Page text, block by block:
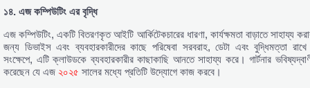
১৪. এজকম্পিউটিং এরবৃদ্ধি
এজ কম্পিউটিং, একটি বিতরণকৃত আইটি আর্কিটেকচারের ধারণা, কার্যক্ষমতা বাড়াতে সাহায্য
জন্য ডিভাইস এবং ব্যবহারকারীদের কাছে পরিষেবা সরবরাহ, ডেটা এবং বুদ্ধিমত্তা
সংক্ষেপে, এটি ক্লাউডকে ব্যবহারকারীর কাছাকাছি আনতে সাহায্য করে। গার্টনার
করেছেন যে এজ ২০২৫ সালের মধ্যে প্রতিটি উদ্যোগে কাজ করবে।